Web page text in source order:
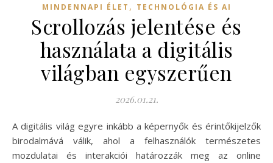
MINDENNAPI ÉLET , TECHNOLÓGIA ÉS AI
Scrollozás jelentése és
használata a digitális
világban egyszerűen
2026.01.21.
A digitális világ egyre inkább a képernyők és érintőkijelzők
birodalmává válik, ahol a felhasználók természetes
mozdulatai és interakciói határozzák meg az online